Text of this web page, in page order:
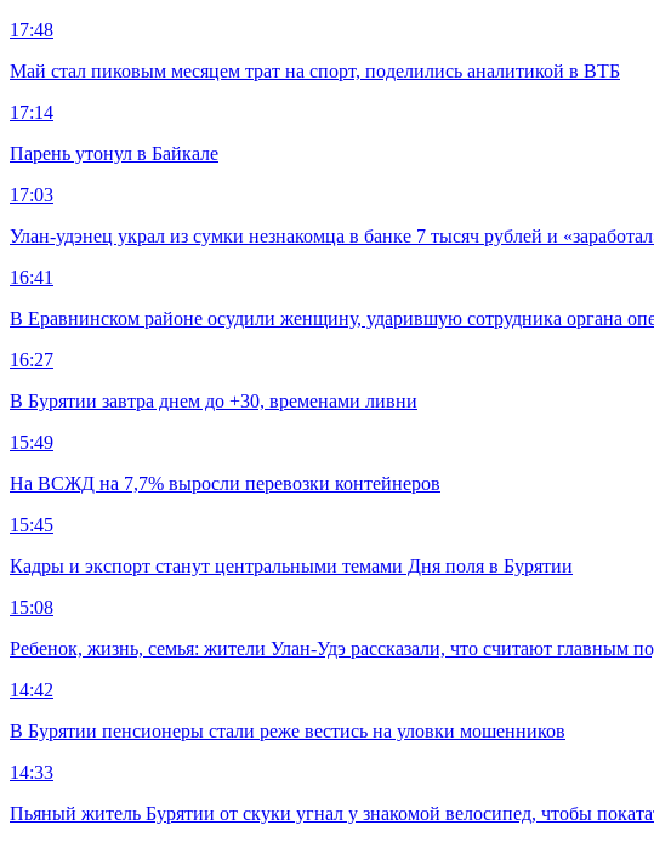
17:48
Май стал пиковым месяцем трат на спорт, поделились аналитикой в ВТБ
17:14
Парень утонул в Байкале
17:03
Улан-удэнец украл из сумки незнакомца в банке 7 тысяч рублей и
16:41
В Еравнинском районе осудили женщину, ударившую сотрудника органа
16:27
В Бурятии завтра днем до +30, временами ливни
15:49
На ВСЖД на 7,7% выросли перевозки контейнеров
15:45
Кадры и экспорт станут центральными темами Дня поля в Бурятии
15:08
Ребенок, жизнь, семья: жители Улан-Удэ рассказали, что считают главным
14:42
В Бурятии пенсионеры стали реже вестись на уловки мошенников
14:33
Пьяный житель Бурятии от скуки угнал у знакомой велосипед, чтобы